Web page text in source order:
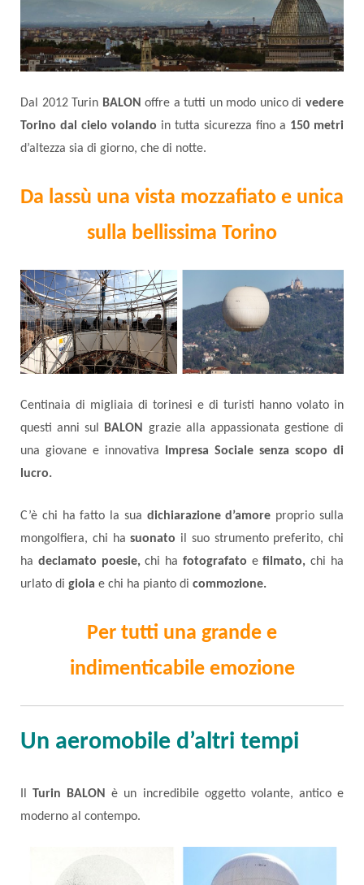
Dal 2012 Turin BALON offre a tutti un modo unico divedere
Torino dal cielo volando in tutta sicurezza fino a 150 metri
d’altezza sia di giorno, che di notte.
Da lassù una vista mozzafiato e unica
sulla bellissima Torino
Centinaia di migliaia di torinesi e di turisti hanno volato in
questi anni sul BALON grazie alla appassionata gestione di
una giovane e innovativa Impresa Sociale senza scopo di
lucro.
C’è chi ha fatto la sua dichiarazione d’amore proprio sulla
mongolfiera, chi hasuonato il suo strumento preferito, chi
ha declamato poesie,chi ha fotografato efilmato, chi ha
urlato di gioia e chi ha pianto di commozione.
Per tutti una grande e
indimenticabile emozione
Un aeromobile d’altri tempi
IlTurin BALON è un incredibile oggetto volante, antico e
moderno al contempo.